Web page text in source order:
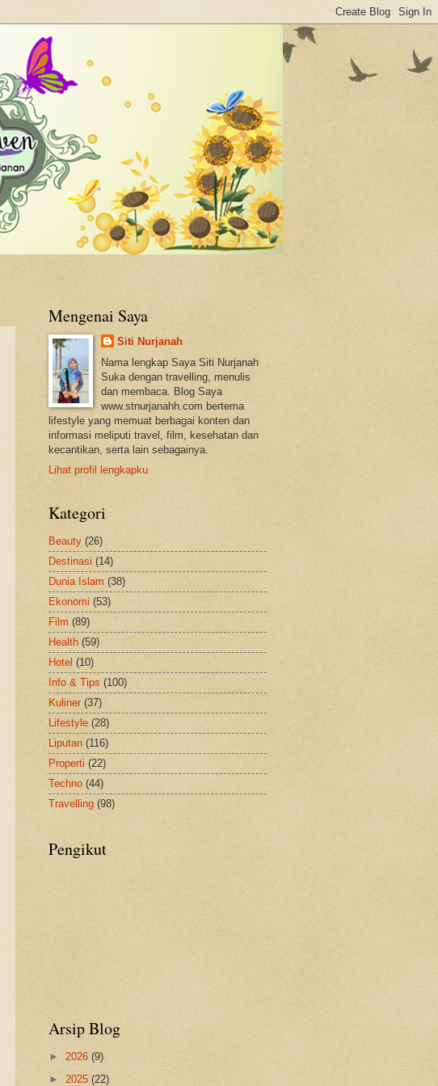
Mengenai Saya
Siti Nurjanah
Nama lengkap Saya Siti Nurjanah
Suka dengan travelling, menulis
dan membaca. Blog Saya
www.stnurjanahh.com bertema
lifestyle yang memuat berbagai konten dan
informasi meliputi travel, film, kesehatan dan
kecantikan, serta lain sebagainya.
Lihat profil lengkapku
Kategori
Beauty (26)
Destinasi (14)
Dunia Islam (38)
Ekonomi (53)
Film (89)
Health (59)
Hotel (10)
Info & Tips (100)
Kuliner (37)
Lifestyle (28)
Liputan (116)
Properti (22)
Techno (44)
Travelling (98)
Pengikut
Arsip Blog
► 2026 (9)
► 2025 (22)